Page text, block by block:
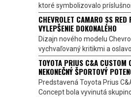
ktoré symbolizovalo
CHEVROLET CAMARO SS RED
VYLEPŠENIE DOKONALÉHO
Dizajn nového modelu
vychvaľovaný kritikmi a
TOYOTA PRIUS C&A CUSTOM
NEKONEČNÝ ŠPORTOVÝ
Predstavená Toyota Prius
Concept bola vyvinutá